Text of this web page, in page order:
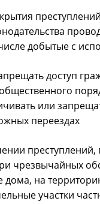
добытые с
доступ
или
переездах
чрезвычайных
дома, на
участки